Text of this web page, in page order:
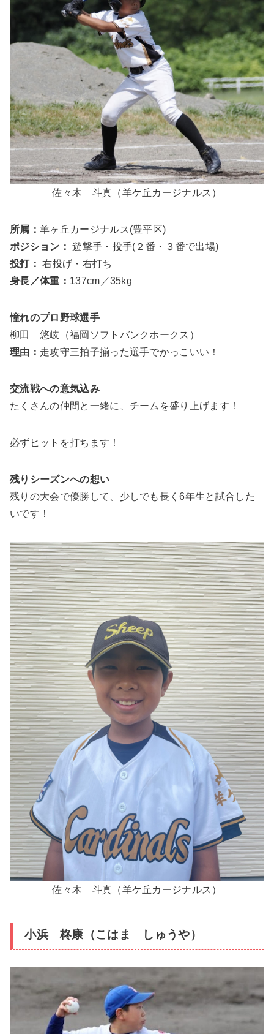
佐々木 斗真（羊ケ丘カージナルス）
所属： 羊ヶ丘カージナルス(豊平区)
ポジション： 遊撃手・投手(２番・３番で出場)
投打： 右投げ・右打ち
身長／体重： 137cm／35kg
憧れのプロ野球選手
柳田 悠岐（福岡ソフトバンクホークス）
理由： 走攻守三拍子揃った選手でかっこいい！
交流戦への意気込み
たくさんの仲間と一緒に、チームを盛り上げます！
必ずヒットを打ちます！
残りシーズンへの想い
残りの大会で優勝して、少しでも長く6年生と試合した
いです！
佐々木 斗真（羊ケ丘カージナルス）
小浜 柊康（こはま しゅうや）